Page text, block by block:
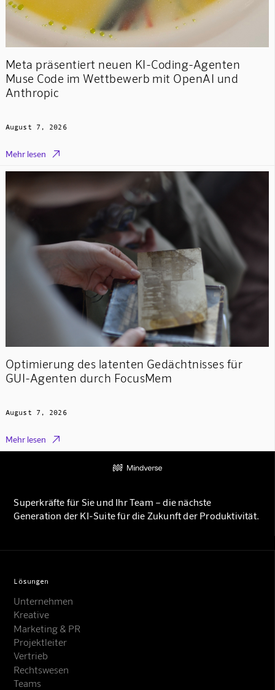
Meta präsentiert neuen KI-Coding-Agenten
Muse Code im Wettbewerb mit OpenAI und
Anthropic
August 7, 2026
Mehr lesen 
Optimierung des latenten Gedächtnisses für
GUI-Agenten durch FocusMem
August 7, 2026
Mehr lesen 
Superkräfte für Sie und Ihr Team – die nächste
Generation der KI-Suite für die Zukunft der Produktivität.
Lösungen
Unternehmen
Kreative
Marketing & PR
Projektleiter
Vertrieb
Rechtswesen
Teams